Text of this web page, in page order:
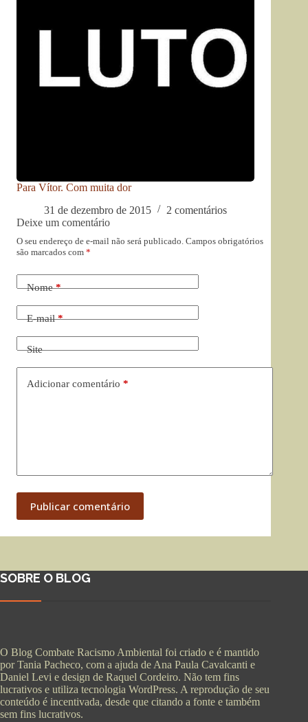
Para Vítor. Com muita dor
31 de dezembro de 2015
2 comentários
Deixe um comentário
O seu endereço de e-mail não será publicado. Campos obrigatórios
são marcados com *
Nome*
E-mail*
Site
Adicionar comentário *
Publicar comentário
SOBRE O BLOG
O Blog Combate Racismo Ambiental foi criado e é mantido
por Tania Pacheco, com a ajuda de Ana Paula Cavalcanti e
Daniel Levi e design de Raquel Cordeiro. Não tem fins
lucrativos e utiliza tecnologia WordPress. A reprodução de seu
conteúdo é incentivada, desde que citando a fonte e também
sem fins lucrativos.